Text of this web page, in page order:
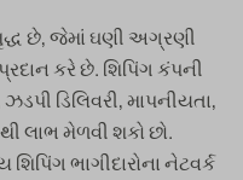
છે, જેમાં ઘણી અગ્રણી
કરે છે. શિપિંગ કંપની
ડિલિવરી, માપનીયતા,
લાભ મેળવી શકો છો.
ભાગીદારોના નેટવર્ક